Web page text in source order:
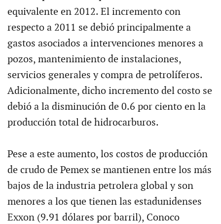
equivalente en 2012. El incremento con
respecto a 2011 se debió principalmente a
gastos asociados a intervenciones menores a
pozos, mantenimiento de instalaciones,
servicios generales y compra de petrolíferos.
Adicionalmente, dicho incremento del costo se
debió a la disminución de 0.6 por ciento en la
producción total de hidrocarburos.
Pese a este aumento, los costos de producción
de crudo de Pemex se mantienen entre los más
bajos de la industria petrolera global y son
menores a los que tienen las estadunidenses
Exxon (9.91 dólares por barril), Conoco